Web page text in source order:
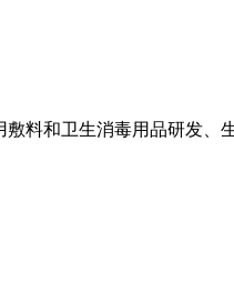
料和卫生消毒用品研发、